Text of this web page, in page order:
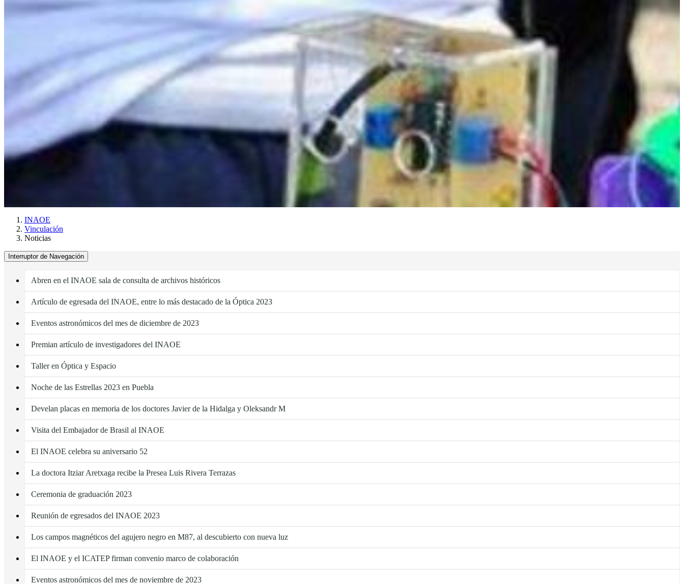
INAOE
Vinculación
Noticias
Interruptor de Navegación
Abren en el INAOE sala de consulta de archivos históricos
Artículo de egresada del INAOE, entre lo más destacado de la Óptica 2023
Eventos astronómicos del mes de diciembre de 2023
Premian artículo de investigadores del INAOE
Taller en Óptica y Espacio
Noche de las Estrellas 2023 en Puebla
Develan placas en memoria de los doctores Javier de la Hidalga y Oleksandr M
Visita del Embajador de Brasil al INAOE
El INAOE celebra su aniversario 52
La doctora Itziar Aretxaga recibe la Presea Luis Rivera Terrazas
Ceremonia de graduación 2023
Reunión de egresados del INAOE 2023
Los campos magnéticos del agujero negro en M87, al descubierto con nueva luz
El INAOE y el ICATEP firman convenio marco de colaboración
Eventos astronómicos del mes de noviembre de 2023